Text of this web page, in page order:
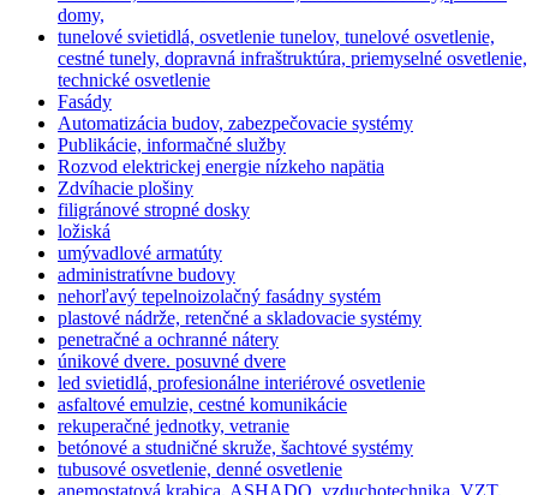
domy,
tunelové svietidlá, osvetlenie tunelov, tunelové osvetlenie,
cestné tunely, dopravná infraštruktúra, priemyselné osvetlenie,
technické osvetlenie
Fasády
Automatizácia budov, zabezpečovacie systémy
Publikácie, informačné služby
Rozvod elektrickej energie nízkeho napätia
Zdvíhacie plošiny
filigránové stropné dosky
ložiská
umývadlové armatúty
administratívne budovy
nehorľavý tepelnoizolačný fasádny systém
plastové nádrže, retenčné a skladovacie systémy
penetračné a ochranné nátery
únikové dvere. posuvné dvere
led svietidlá, profesionálne interiérové osvetlenie
asfaltové emulzie, cestné komunikácie
rekuperačné jednotky, vetranie
betónové a studničné skruže, šachtové systémy
tubusové osvetlenie, denné osvetlenie